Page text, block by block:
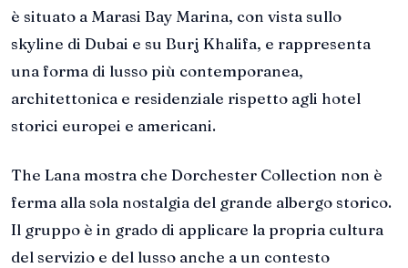
è situato a Marasi Bay Marina, con vista sullo
skyline di Dubai e su Burj Khalifa, e rappresenta
una forma di lusso più contemporanea,
architettonica e residenziale rispetto agli hotel
storici europei e americani.
The Lana mostra che Dorchester Collection non è
ferma alla sola nostalgia del grande albergo storico.
Il gruppo è in grado di applicare la propria cultura
del servizio e del lusso anche a un contesto